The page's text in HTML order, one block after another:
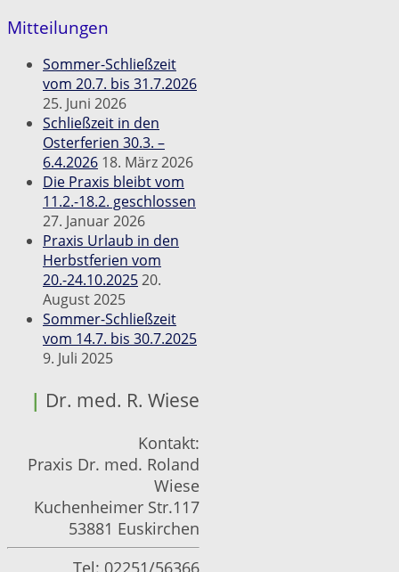
Mitteilungen
Sommer-Schließzeit
vom 20.7. bis 31.7.2026
25. Juni 2026
Schließzeit in den
Osterferien 30.3. –
6.4.2026 18. März 2026
Die Praxis bleibt vom
11.2.-18.2. geschlossen
27. Januar 2026
Praxis Urlaub in den
Herbstferien vom
20.-24.10.202520.
August 2025
Sommer-Schließzeit
vom 14.7. bis 30.7.2025
9. Juli 2025
| Dr. med. R. Wiese
Kontakt:
Praxis Dr. med. Roland
Wiese
Kuchenheimer Str.117
53881 Euskirchen
Tel: 02251/56366